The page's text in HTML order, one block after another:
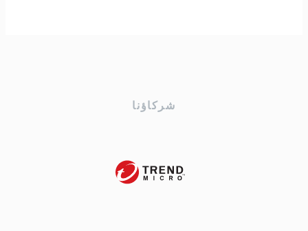
شركاؤنا